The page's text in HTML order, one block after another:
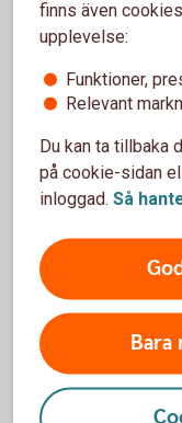
Sänk värmen
Ta kortare
Fyll disk- och
Byt
använder
Tilläggsisolera
Hitta
Så hittar du
Gör en
åtgärder
Gör en
finns även
upplevelse:
Funktioner,
Relevant
Du kan ta tillbaka
på cookie-sidan
inloggad. Så
Bara